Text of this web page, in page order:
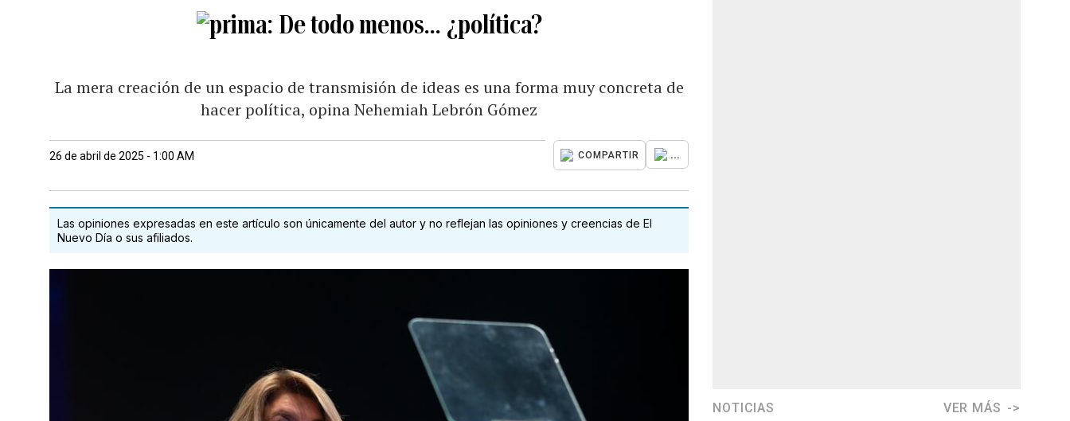
De todo menos… ¿política?
La mera creación de un espacio de transmisión de ideas es una forma muy concreta de
hacer política, opina Nehemiah Lebrón Gómez
26 de abril de 2025 - 1:00 AM COMPARTIR ...
Las opiniones expresadas en este artículo son únicamente del autor y no reflejan las opiniones y creencias de El
Nuevo Día o sus afiliados.
NOTICIAS VER MÁS